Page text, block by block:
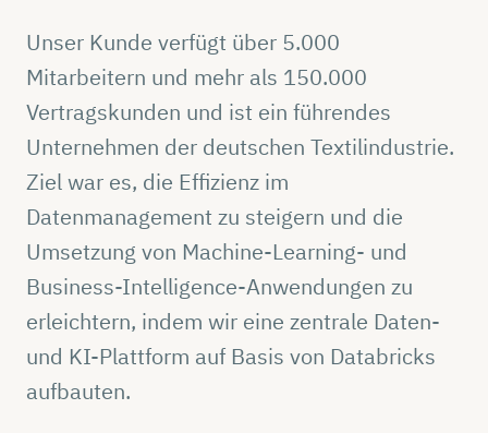
Unser Kunde verfügt über 5.000
Mitarbeitern und mehr als 150.000
Vertragskunden und ist ein führendes
Unternehmen der deutschen Textilindustrie.
Ziel war es, die Effizienz im
Datenmanagement zu steigern und die
Umsetzung von Machine-Learning- und
Business-Intelligence-Anwendungen zu
erleichtern, indem wir eine zentrale Daten-
und KI-Plattform auf Basis von Databricks
aufbauten.